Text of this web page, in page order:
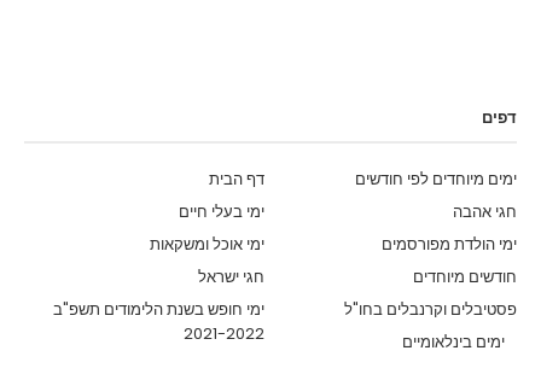
דפים
דף הבית
ימים מיוחדים לפי חודשים
ימי בעלי חיים
חגי אהבה
ימי אוכל ומשקאות
ימי הולדת מפורסמים
חגי ישראל
חודשים מיוחדים
ימי חופש בשנת הלימודים תשפ"ב
2021-2022
פסטיבלים וקרנבלים בחו"ל
ימים בינלאומיים